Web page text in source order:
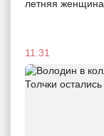
летняя женщина
11:31